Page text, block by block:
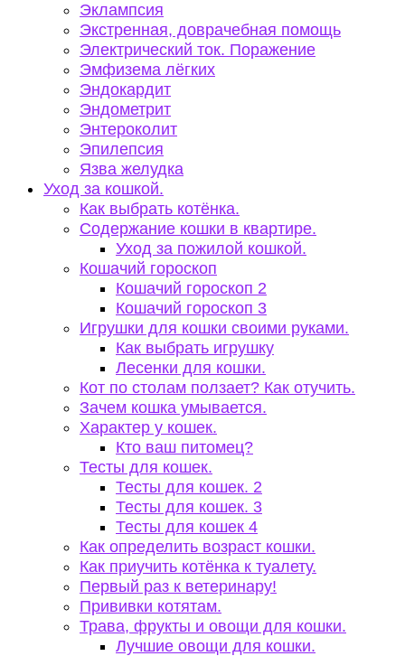
Эклампсия
Экстренная, доврачебная помощь
Электрический ток. Поражение
Эмфизема лёгких
Эндокардит
Эндометрит
Энтероколит
Эпилепсия
Язва желудка
Уход за кошкой.
Как выбрать котёнка.
Содержание кошки в квартире.
Уход за пожилой кошкой.
Кошачий гороскоп
Кошачий гороскоп 2
Кошачий гороскоп 3
Игрушки для кошки своими руками.
Как выбрать игрушку
Лесенки для кошки.
Кот по столам ползает? Как отучить.
Зачем кошка умывается.
Характер у кошек.
Кто ваш питомец?
Тесты для кошек.
Тесты для кошек. 2
Тесты для кошек. 3
Тесты для кошек 4
Как определить возраст кошки.
Как приучить котёнка к туалету.
Первый раз к ветеринару!
Прививки котятам.
Трава, фрукты и овощи для кошки.
Лучшие овощи для кошки.